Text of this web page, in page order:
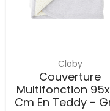
Cloby
Couverture
Multifonction
Cm En Teddy -